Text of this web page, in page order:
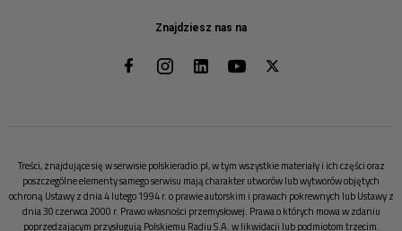
Znajdziesz nas na
Treści, znajdujące się w serwisie polskieradio.pl, w tym wszystkie materiały i ich części oraz
poszczególne elementy samego serwisu mają charakter utworów lub wytworów objętych
ochroną Ustawy z dnia 4 lutego 1994 r. o prawie autorskim i prawach pokrewnych lub Ustawy z
dnia 30 czerwca 2000 r. Prawo własności przemysłowej. Prawa o których mowa w zdaniu
poprzedzającym przysługują Polskiemu Radiu S.A. w likwidacji lub podmiotom trzecim.